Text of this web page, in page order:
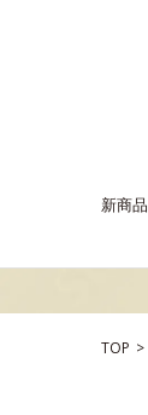
新商品
TOP